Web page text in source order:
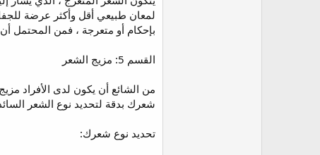
لمعان طبيعي أقل وأكثر عرضة
بإحكام أو متعرجة ، فمن المحتمل
القسم 5: مزيج الشعر
من الشائع أن يكون لدى الأفراد
شعرك بدقة لتحديد نوع الشعر
تحديد نوع شعرك: